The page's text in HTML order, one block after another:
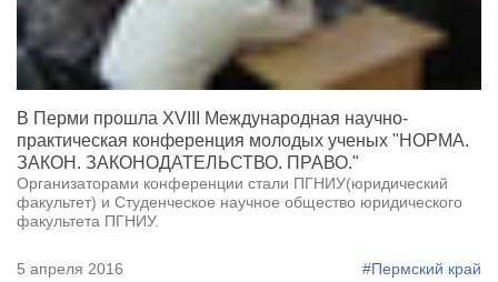
В Перми прошла XVIII Международная научно-
практическая конференция молодых ученых "НОРМА.
ЗАКОН. ЗАКОНОДАТЕЛЬСТВО. ПРАВО."
Организаторами конференции стали ПГНИУ(юридический
факультет) и Студенческое научное общество юридического
факультета ПГНИУ.
5 апреля 2016 #Пермский край